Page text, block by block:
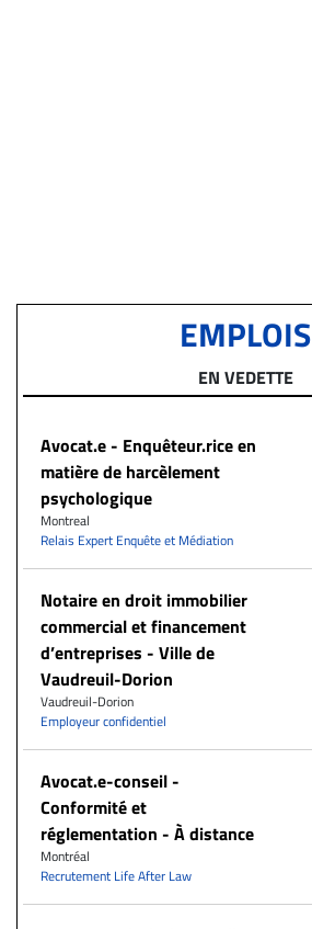
EMPLOIS
EN VEDETTE
Avocat.e - Enquêteur.rice en
matière de harcèlement
psychologique
Montreal
Relais Expert Enquête et Médiation
Notaire en droit immobilier
commercial et financement
d’entreprises - Ville de
Vaudreuil-Dorion
Vaudreuil-Dorion
Employeur confidentiel
​Avocat.e-conseil -
Conformité et
réglementation - À distance
Montréal
Recrutement Life After Law